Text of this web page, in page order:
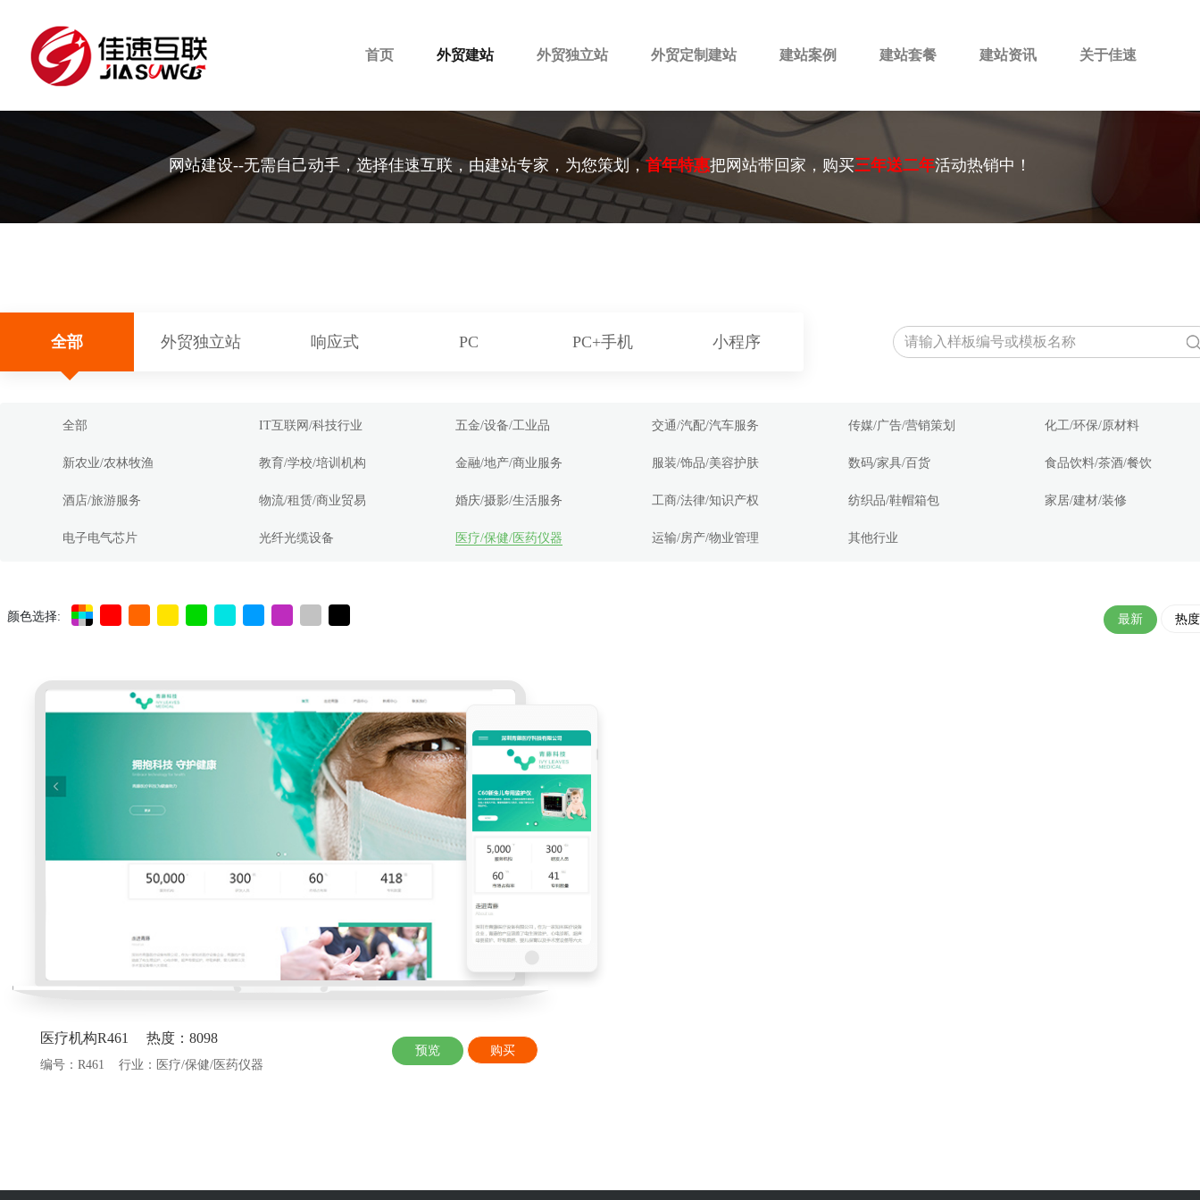
首页 外贸建站 外贸独立站 外贸定制建站 建站案例 建站套餐 建站资讯 关于佳速
网站建设--无需自己动手，选择佳速互联，由建站专家，为您策划，首年特惠把网站带回家，购买三年送二年活动热销中！
全部 外贸独立站 响应式 PC PC+手机 小程序
全部 IT互联网/科技行业 五金/设备/工业品 交通/汽配/汽车服务 传媒/广告/营销策划 化工/环保/原材料
新农业/农林牧渔 教育/学校/培训机构 金融/地产/商业服务 服装/饰品/美容护肤 数码/家具/百货 食品饮料/茶酒/餐饮
酒店/旅游服务 物流/租赁/商业贸易 婚庆/摄影/生活服务 工商/法律/知识产权 纺织品/鞋帽箱包 家居/建材/装修
电子电气芯片 光纤光缆设备 医疗/保健/医药仪器 运输/房产/物业管理 其他行业
颜色选择: 最新 热度
医疗机构R461 热度：8098
编号：R461 行业：医疗/保健/医药仪器
预览 购买